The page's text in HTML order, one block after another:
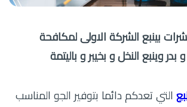
بينبع الشركة الاولى لمكافحة
وينبع النخل و بخيبر و باليتمة
التي تعدكم دائما بتوفير الجو المناسب